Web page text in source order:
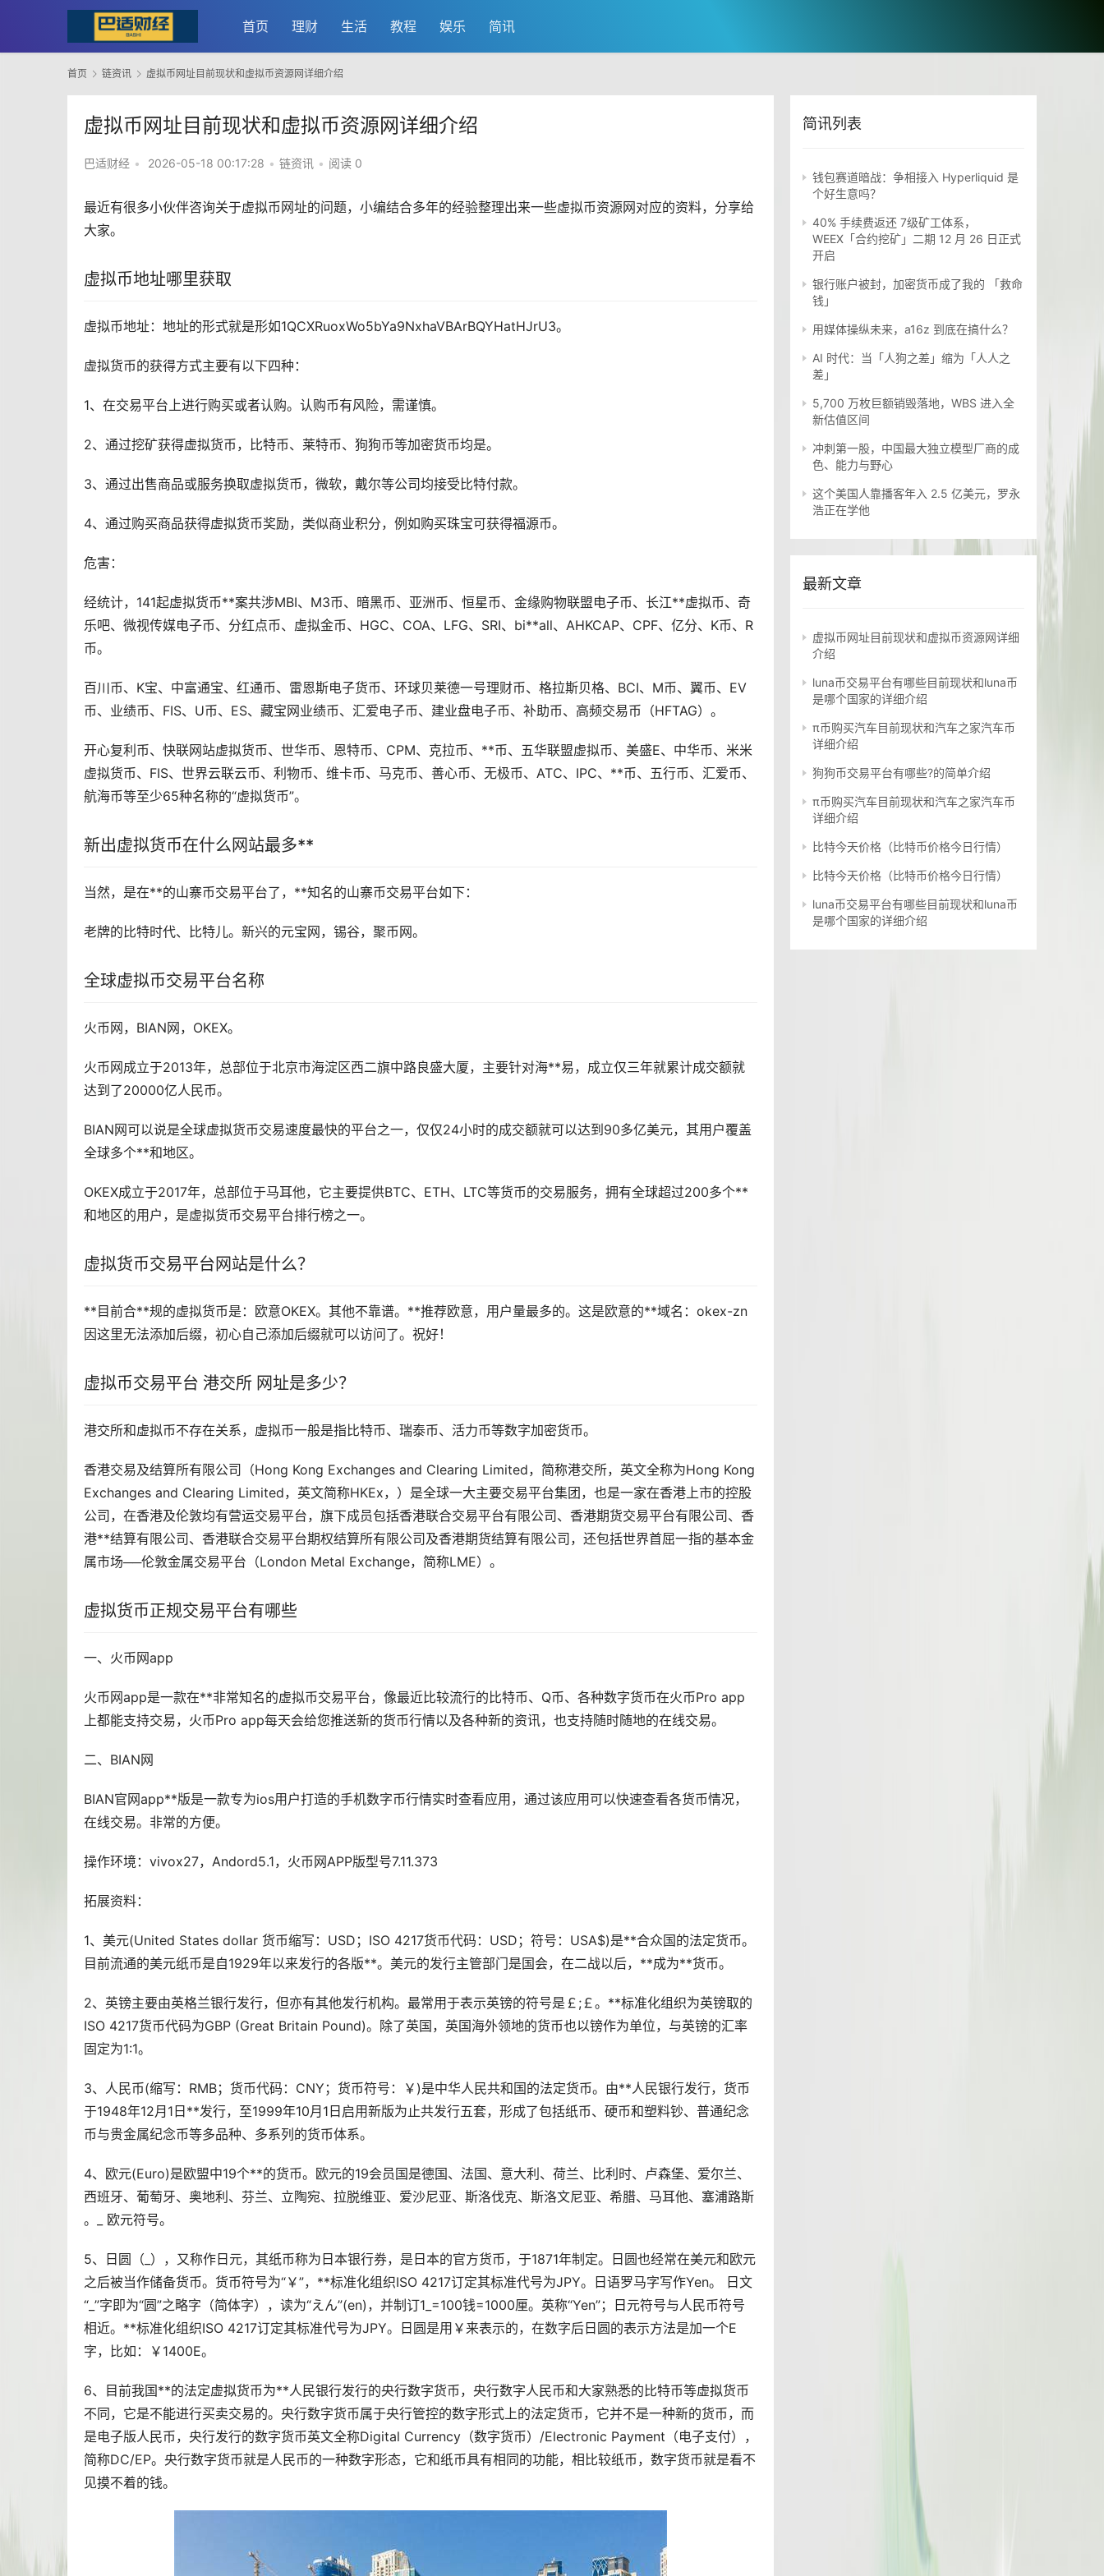
首页 理财 生活 教程 娱乐 简讯
首页 链资讯 虚拟币网址目前现状和虚拟币资源网详细介绍
虚拟币网址目前现状和虚拟币资源网详细介绍
巴适财经 • 2026-05-18 00:17:28 • 链资讯 • 阅读 0
最近有很多小伙伴咨询关于虚拟币网址的问题，小编结合多年的经验整理出来一些虚拟币资源网对应的资料，分享给
大家。
虚拟币地址哪里获取
虚拟币地址：地址的形式就是形如1QCXRuoxWo5bYa9NxhaVBArBQYHatHJrU3。
虚拟货币的获得方式主要有以下四种：
1、在交易平台上进行购买或者认购。认购币有风险，需谨慎。
2、通过挖矿获得虚拟货币， 比特币、莱特币、 狗狗币等加密货币均是。
3、通过出售商品或服务换取虚拟货币，微软，戴尔等公司均接受比特付款。
4、通过购买商品获得虚拟货币奖励，类似商业积分，例如购买珠宝可获得福源币。
危害：
经统计，141起虚拟货币**案共涉MBI、M3币、暗黑币、亚洲币、恒星币、金缘购物联盟电子币、长江**虚拟币、奇
乐吧、微视传媒电子币、分红点币、虚拟金币、HGC、COA、LFG、SRI、bi**all、AHKCAP、CPF、亿分、K币、R
币。
百川币、K宝、中富通宝、红通币、雷恩斯电子货币、环球贝莱德一号理财币、格拉斯贝格、BCI、M币、翼币、EV
币、业绩币、FIS、U币、ES、藏宝网业绩币、汇爱电子币、建业盘电子币、补助币、高频交易币（HFTAG）。
开心复利币、快联网站虚拟货币、世华币、恩特币、CPM、克拉币、**币、五华联盟虚拟币、美盛E、中华币、米米
虚拟货币、FIS、世界云联云币、利物币、 维卡币、马克币、善心币、无极币、ATC、IPC、**币、五行币、汇爱币、
航海币等至少65种名称的“虚拟货币”。
新出虚拟货币在什么网站最多**
当然，是在**的山寨币交易平台了，**知名的山寨币交易平台如下：
老牌的比特时代、 比特儿。新兴的元宝网，锡谷，聚币网。
全球虚拟币交易平台名称
火币网，BIAN网，OKEX。
火币网成立于2013年，总部位于北京市海淀区西二旗中路良盛大厦，主要针对海**易，成立仅三年就累计成交额就
达到了20000亿人民币。
BIAN网可以说是全球虚拟货币交易速度最快的平台之一，仅仅24小时的成交额就可以达到90多亿美元，其用户覆盖
全球多个**和地区。
OKEX成立于2017年，总部位于马耳他，它主要提供BTC、ETH、LTC等货币的交易服务，拥有全球超过200多个**
和地区的用户，是虚拟货币交易平台排行榜之一。
虚拟货币交易平台网站是什么？
**目前合**规的虚拟货币是： 欧意OKEX。其他不靠谱。**推荐欧意，用户量最多的。这是欧意的**域名：okex-zn
因这里无法添加后缀，初心自己添加后缀就可以访问了。祝好！
虚拟币交易平台 港交所 网址是多少？
港交所和虚拟币不存在关系，虚拟币一般是指比特币、瑞泰币、活力币等数字加密货币。
香港交易及结算所有限公司（Hong Kong Exchanges and Clearing Limited，简称港交所，英文全称为Hong Kong
Exchanges and Clearing Limited，英文简称HKEx，）是全球一大主要交易平台集团，也是一家在香港上市的控股
公司，在香港及伦敦均有营运交易平台，旗下成员包括香港联合交易平台有限公司、香港期货交易平台有限公司、香
港**结算有限公司、香港联合交易平台期权结算所有限公司及香港期货结算有限公司，还包括世界首屈一指的基本金
属市场──伦敦金属交易平台（London Metal Exchange，简称LME）。
虚拟货币正规交易平台有哪些
一、火币网app
火币网app是一款在**非常知名的虚拟币交易平台，像最近比较流行的比特币、Q币、各种数字货币在火币Pro app
上都能支持交易，火币Pro app每天会给您推送新的货币行情以及各种新的资讯，也支持随时随地的在线交易。
二、BIAN网
BIAN官网app**版是一款专为ios用户打造的手机数字币行情实时查看应用，通过该应用可以快速查看各货币情况，
在线交易。非常的方便。
操作环境：vivox27，Andord5.1，火币网APP版型号7.11.373
拓展资料：
1、美元(United States dollar 货币缩写：USD；ISO 4217货币代码：USD；符号：USA$)是**合众国的法定货币。
目前流通的美元纸币是自1929年以来发行的各版**。美元的发行主管部门是国会，在二战以后，**成为**货币。
2、英镑主要由英格兰银行发行，但亦有其他发行机构。最常用于表示英镑的符号是￡;￡。**标准化组织为英镑取的
ISO 4217货币代码为GBP (Great Britain Pound)。除了英国，英国海外领地的货币也以镑作为单位，与英镑的汇率
固定为1:1。
3、人民币(缩写：RMB；货币代码：CNY；货币符号：￥)是中华人民共和国的法定货币。由**人民银行发行，货币
于1948年12月1日**发行，至1999年10月1日启用新版为止共发行五套，形成了包括纸币、硬币和塑料钞、普通纪念
币与贵金属纪念币等多品种、多系列的货币体系。
4、欧元(Euro)是欧盟中19个**的货币。欧元的19会员国是德国、法国、意大利、荷兰、比利时、卢森堡、爱尔兰、
西班牙、葡萄牙、奥地利、芬兰、立陶宛、拉脱维亚、爱沙尼亚、斯洛伐克、斯洛文尼亚、希腊、马耳他、塞浦路斯
。_ 欧元符号。
5、日圆（_），又称作日元，其纸币称为日本银行券，是日本的官方货币，于1871年制定。日圆也经常在美元和欧元
之后被当作储备货币。货币符号为“￥”，**标准化组织ISO 4217订定其标准代号为JPY。日语罗马字写作Yen。 日文
“_”字即为“圆”之略字（简体字），读为“えん”(en)，并制订1_=100钱=1000厘。英称“Yen”；日元符号与人民币符号
相近。**标准化组织ISO 4217订定其标准代号为JPY。日圆是用￥来表示的，在数字后日圆的表示方法是加一个E
字，比如：￥1400E。
6、目前我国**的法定虚拟货币为**人民银行发行的央行数字货币，央行数字人民币和大家熟悉的比特币等虚拟货币
不同，它是不能进行买卖交易的。央行数字货币属于央行管控的数字形式上的法定货币，它并不是一种新的货币，而
是电子版人民币，央行发行的数字货币英文全称Digital Currency（数字货币）/Electronic Payment（电子支付），
简称DC/EP。央行数字货币就是人民币的一种数字形态，它和纸币具有相同的功能，相比较纸币，数字货币就是看不
见摸不着的钱。
简讯列表
钱包赛道暗战：争相接入 Hyperliquid 是
个好生意吗？
40% 手续费返还 7级矿工体系，
WEEX「合约挖矿」二期 12 月 26 日正式
开启
银行账户被封，加密货币成了我的 「救命
钱」
用媒体操纵未来，a16z 到底在搞什么？
AI 时代：当「人狗之差」缩为「人人之
差」
5,700 万枚巨额销毁落地，WBS 进入全
新估值区间
冲刺第一股，中国最大独立模型厂商的成
色、能力与野心
这个美国人靠播客年入 2.5 亿美元，罗永
浩正在学他
最新文章
虚拟币网址目前现状和虚拟币资源网详细
介绍
luna币交易平台有哪些目前现状和luna币
是哪个国家的详细介绍
π币购买汽车目前现状和汽车之家汽车币
详细介绍
狗狗币交易平台有哪些?的简单介绍
π币购买汽车目前现状和汽车之家汽车币
详细介绍
比特今天价格（比特币价格今日行情）
比特今天价格（比特币价格今日行情）
luna币交易平台有哪些目前现状和luna币
是哪个国家的详细介绍